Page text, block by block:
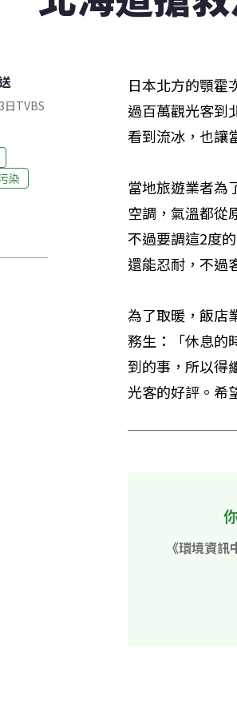
日TVBS
染
日本北方的顎霍
過百萬觀光客到
看到流冰，也讓
當地旅遊業者為
空調，氣溫都從
不過要調這2度
還能忍耐，不過
為了取暖，飯店
務生：「休息的
到的事，所以得
光客的好評。希
《環境資